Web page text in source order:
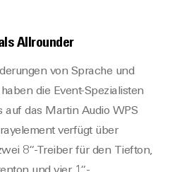
Allrounder
von Sprache und
die Event-Spezialisten
auf das Martin Audio WPS
verfügt über
8“-Treiber für den Tiefton,